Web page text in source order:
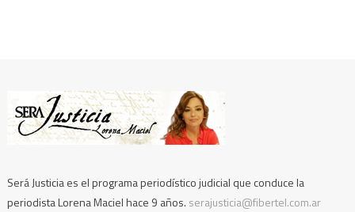
Será Justicia es el programa periodístico judicial que conduce la
periodista Lorena Maciel hace 9 años. serajusticia@fibertel.com.ar